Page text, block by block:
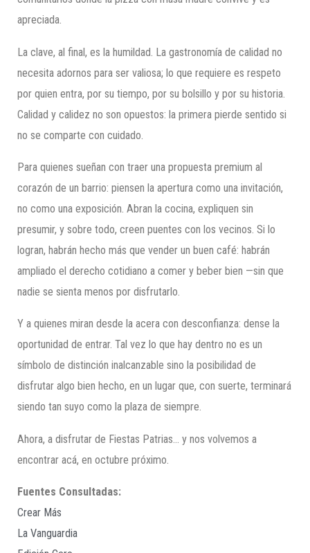
apreciada.
La clave, al final, es la humildad. La gastronomía de calidad no
necesita adornos para ser valiosa; lo que requiere es respeto
por quien entra, por su tiempo, por su bolsillo y por su historia.
Calidad y calidez no son opuestos: la primera pierde sentido si
no se comparte con cuidado.
Para quienes sueñan con traer una propuesta premium al
corazón de un barrio: piensen la apertura como una invitación,
no como una exposición. Abran la cocina, expliquen sin
presumir, y sobre todo, creen puentes con los vecinos. Si lo
logran, habrán hecho más que vender un buen café: habrán
ampliado el derecho cotidiano a comer y beber bien —sin que
nadie se sienta menos por disfrutarlo.
Y a quienes miran desde la acera con desconfianza: dense la
oportunidad de entrar. Tal vez lo que hay dentro no es un
símbolo de distinción inalcanzable sino la posibilidad de
disfrutar algo bien hecho, en un lugar que, con suerte, terminará
siendo tan suyo como la plaza de siempre.
Ahora, a disfrutar de Fiestas Patrias… y nos volvemos a
encontrar acá, en octubre próximo.
Fuentes Consultadas:
Crear Más
La Vanguardia